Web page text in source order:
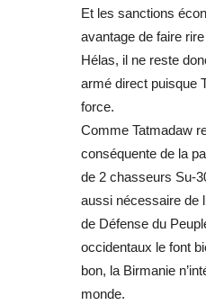
Et les sanctions
avantage de faire
Hélas, il ne reste
armé direct puisque
force.
Comme Tatmadaw
conséquente de la
de 2 chasseurs Su-
aussi nécessaire de
de Défense du
occidentaux le font
bon, la Birmanie
monde.